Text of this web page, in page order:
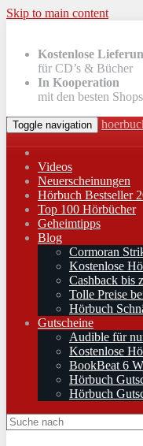
Skip to main content
Kostenlose
für CD’s & Bücher
In Kooperation
mit den besten Shops
Toggle navigation
Videos
Neuerscheinungen
Hörbuch Bestseller
Top 100 Hörbücher
Geheimtipps
Blog
Cormoran
Kostenlose
Cashback bis
Tolle Preise
Hörbuch
Gutscheine
Audible für
Kostenlose
BookBeat 6
Hörbuch
Hörbuch